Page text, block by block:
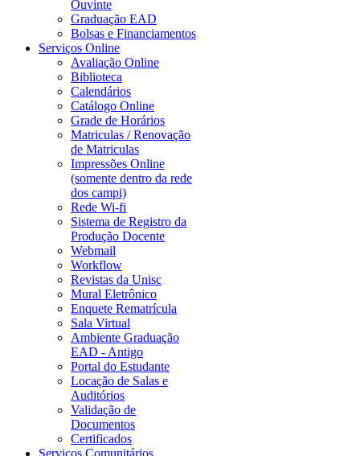
Ouvinte
Graduação EAD
Bolsas e Financiamentos
Serviços Online
Avaliação Online
Biblioteca
Calendários
Catálogo Online
Grade de Horários
Matriculas / Renovação
de Matriculas
Impressões Online
(somente dentro da rede
dos campi)
Rede Wi-fi
Sistema de Registro da
Produção Docente
Webmail
Workflow
Revistas da Unisc
Mural Eletrônico
Enquete Rematrícula
Sala Virtual
Ambiente Graduação
EAD - Antigo
Portal do Estudante
Locação de Salas e
Auditórios
Validação de
Documentos
Certificados
Serviços Comunitários